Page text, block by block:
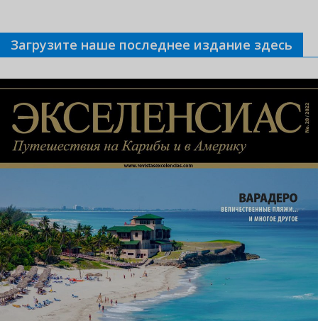
Загрузите наше последнее издание здесь